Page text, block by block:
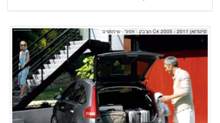
סיטרואן C4 2005 - 2011 הצ'בק - אפור - שימושים